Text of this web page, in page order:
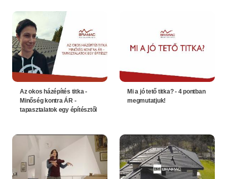
Az okos házépítés titka -
Minőség kontra ÁR -
tapasztalatok egy építésztől
Mi a jó tető titka? - 4 pontban
megmutatjuk!